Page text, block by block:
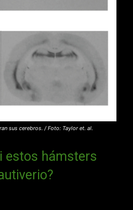
sus cerebros. / Foto: Taylor et. al.
estos hámsters